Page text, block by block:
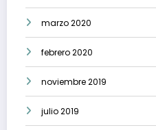
marzo 2020
febrero 2020
noviembre 2019
julio 2019